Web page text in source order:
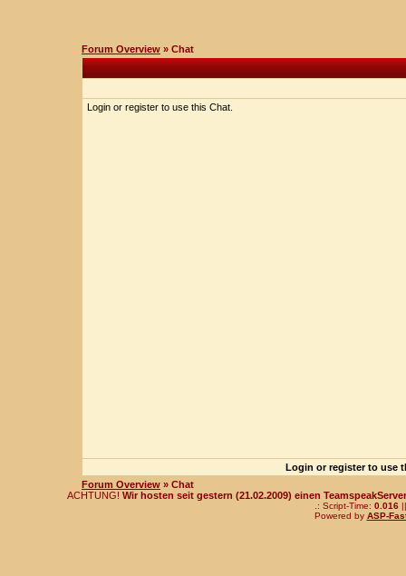
Forum Overview » Chat
Login or register to use this Chat.
Login or register to use
Forum Overview » Chat
ACHTUNG! Wir hosten seit gestern (21.02.2009) einen
.: Script-Time: 0.016||
Powered by ASP-